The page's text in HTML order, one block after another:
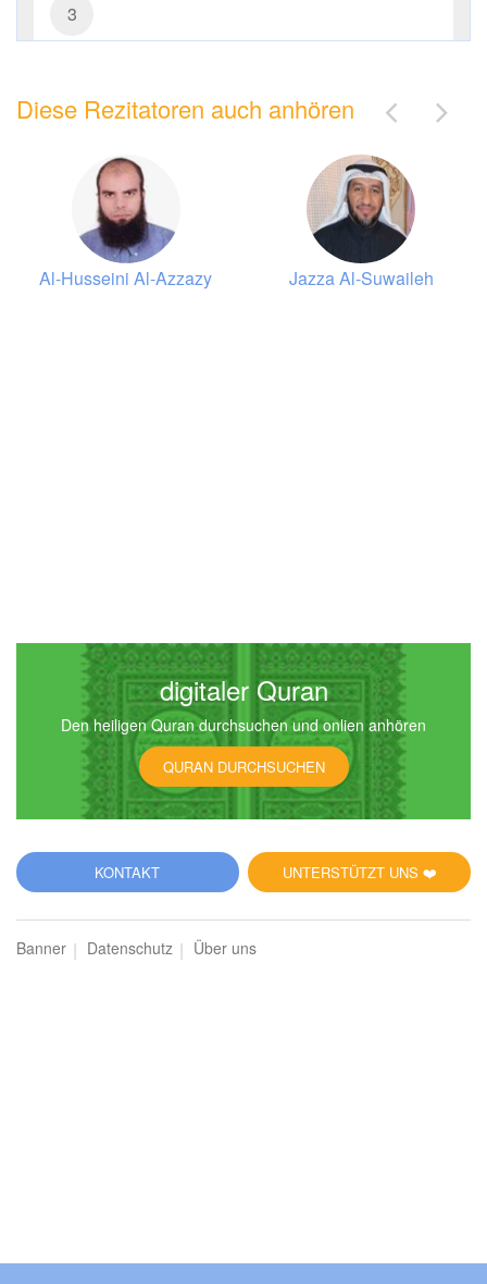
3
13480Hören 0Gefällt mir
00:00 00:00
11111Hören 0Gefällt mir
00:00 00:00
al-Anʿām (Das Vieh)
10752 Hören
Diese Rezitatoren auch anhören
Jazza Al-Suwaileh
Al-Husseini Al-Azzazy
digitaler Quran
Den heiligen Quran durchsuchen und onlien anhören
QURAN DURCHSUCHEN
UNTERSTÜTZT UNS ❤️
KONTAKT
Banner Datenschutz Über uns